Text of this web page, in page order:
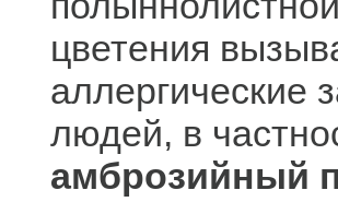
цветения
аллергические
людей, в
амброзийный